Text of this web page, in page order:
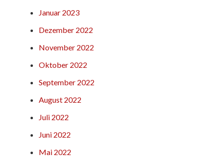
Januar 2023
Dezember 2022
November 2022
Oktober 2022
September 2022
August 2022
Juli 2022
Juni 2022
Mai 2022